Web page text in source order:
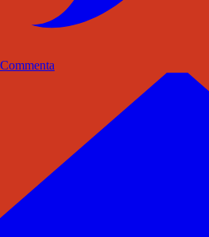
Commenta